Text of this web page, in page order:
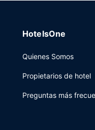
HotelsOne
Quienes Somos
Propietarios de hotel
Preguntas más